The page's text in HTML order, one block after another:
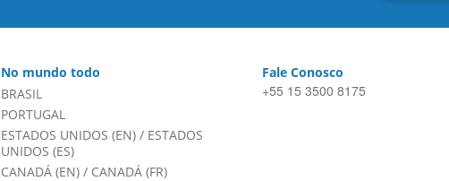
No mundo todo
BRASIL
PORTUGAL
ESTADOS UNIDOS (EN)/ ESTADOS
UNIDOS (ES)
CANADÁ (EN)/ CANADÁ (FR)
Fale Conosco
+55 15 3500 8175